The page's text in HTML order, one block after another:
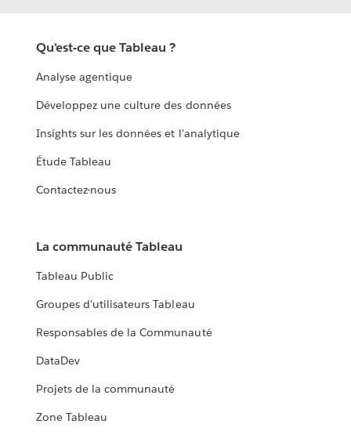
Qu'est-ce que Tableau ?
Analyse agentique
Développez une culture des données
Insights sur les données et l'analytique
Étude Tableau
Contactez-nous
La communauté Tableau
Tableau Public
Groupes d'utilisateurs Tableau
Responsables de la Communauté
DataDev
Projets de la communauté
Zone Tableau